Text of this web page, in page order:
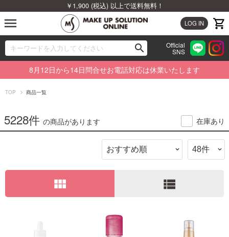
￥1,900 (税込) 以上で送料無料！
LOG IN
menu
search
00
Official
SNS
ブランドから探す
カテゴリから探す
ビューティジャーナルから探す
8月12日から14日問合せお電話対応は休業いたします
TOP 商品一覧
5228件 の商品があります 在庫あり
view_module view_list